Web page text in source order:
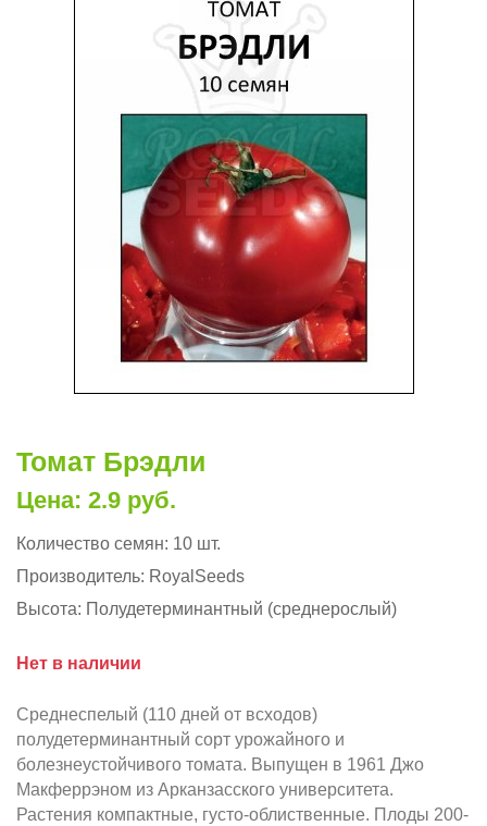
Томат Брэдли
Цена: 2.9 руб.
Количество семян: 10 шт.
Производитель: RoyalSeeds
Высота: Полудетерминантный (среднерослый)
Нет в наличии
Среднеспелый (110 дней от всходов)
полудетерминантный сорт урожайного и
болезнеустойчивого томата. Выпущен в 1961 Джо
Макферрэном из Арканзасского университета.
Растения компактные, густо-облиственные. Плоды 200-